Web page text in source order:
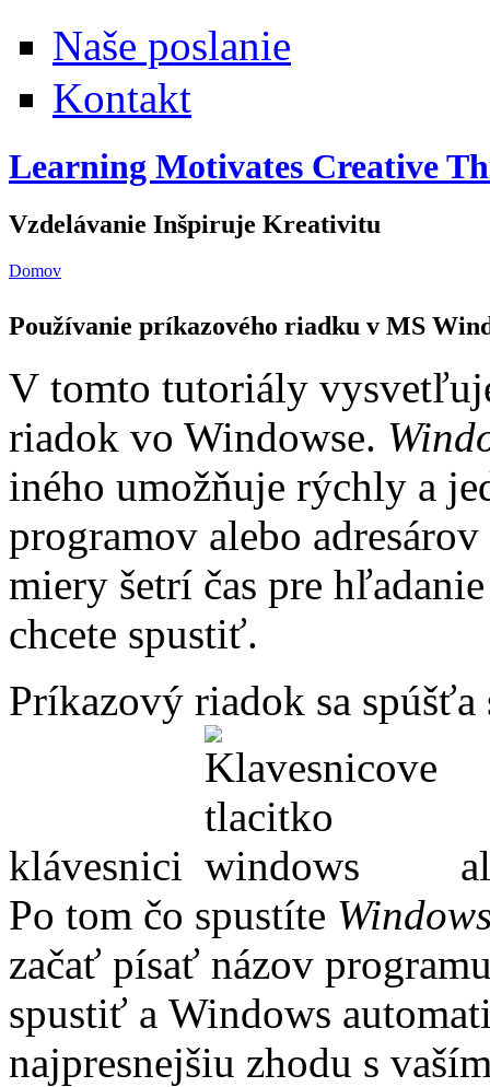
Naše poslanie
Kontakt
Learning Motivates Creative
Vzdelávanie Inšpiruje Kreativitu
Domov
Používanie príkazového riadku v MS
V tomto tutoriály
riadok vo Windowse.
iného umožňuje rýchly a
programov alebo
miery šetrí čas pre
chcete spustiť.
Príkazový riadok sa
klávesnici
Po tom čo spustíte
začať písať názov
spustiť a Windows
najpresnejšiu zhodu s